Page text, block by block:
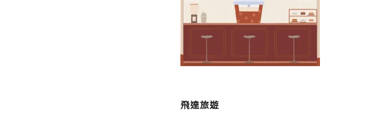
飛達旅遊